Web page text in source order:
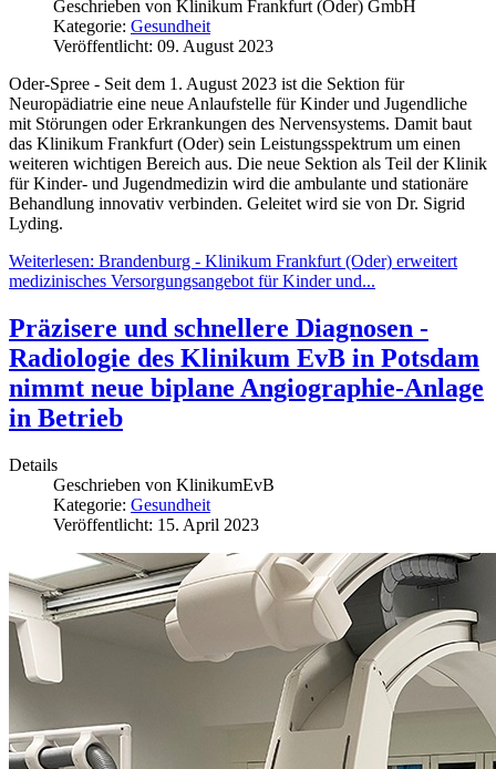
Geschrieben von Klinikum Frankfurt (Oder) GmbH
Kategorie: Gesundheit
Veröffentlicht: 09. August 2023
Oder-Spree - Seit dem 1. August 2023 ist die Sektion für
Neuropädiatrie eine neue Anlaufstelle für Kinder und Jugendliche
mit Störungen oder Erkrankungen des Nervensystems. Damit baut
das Klinikum Frankfurt (Oder) sein Leistungsspektrum um einen
weiteren wichtigen Bereich aus. Die neue Sektion als Teil der Klinik
für Kinder- und Jugendmedizin wird die ambulante und stationäre
Behandlung innovativ verbinden. Geleitet wird sie von Dr. Sigrid
Lyding.
Weiterlesen: Brandenburg - Klinikum Frankfurt (Oder) erweitert
medizinisches Versorgungsangebot für Kinder und...
Präzisere und schnellere Diagnosen -
Radiologie des Klinikum EvB in Potsdam
nimmt neue biplane Angiographie-Anlage
in Betrieb
Details
Geschrieben von KlinikumEvB
Kategorie: Gesundheit
Veröffentlicht: 15. April 2023